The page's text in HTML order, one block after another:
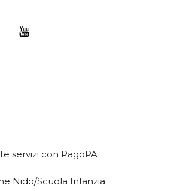
servizi con PagoPA
Nido/Scuola Infanzia